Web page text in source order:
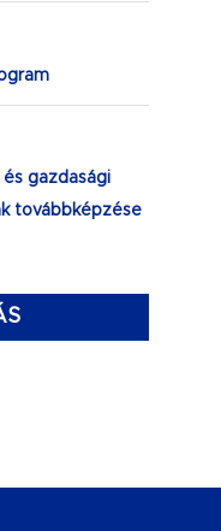
gazdasági
továbbképzése